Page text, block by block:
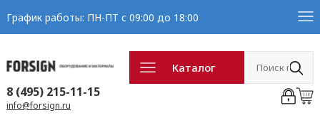
График работы: ПН-ПТ с 09:00 до 18:00
Каталог
8 (495) 215-11-15
info@forsign.ru